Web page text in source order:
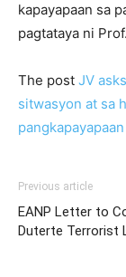
kapayapaan sa
pagtataya ni
The post JV
sitwasyon at sa
pangkapayapaan
Previous article
EANP Letter to
Duterte Terrorist